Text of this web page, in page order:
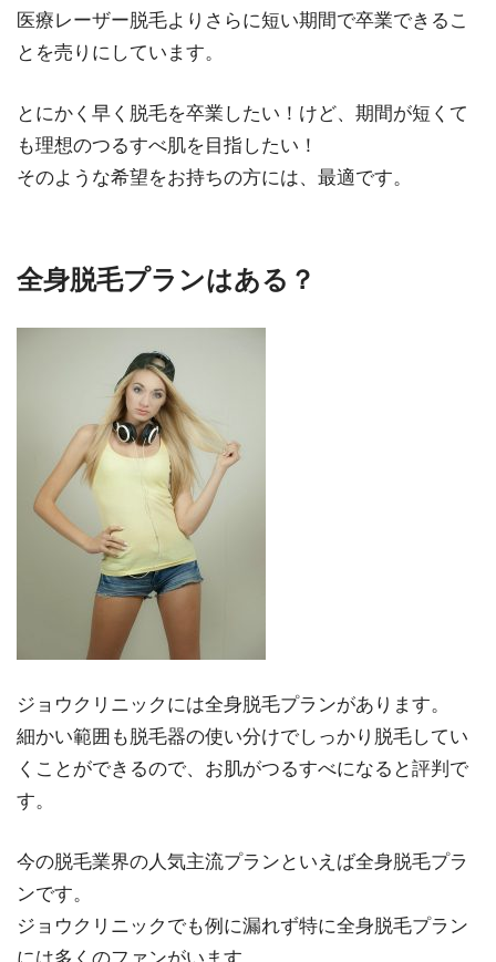
医療レーザー脱毛よりさらに短い期間で卒業できるこ
とを売りにしています。
とにかく早く脱毛を卒業したい！けど、期間が短くて
も理想のつるすべ肌を目指したい！
そのような希望をお持ちの方には、最適です。
全身脱毛プランはある？
ジョウクリニックには全身脱毛プランがあります。
細かい範囲も脱毛器の使い分けでしっかり脱毛してい
くことができるので、お肌がつるすべになると評判で
す。
今の脱毛業界の人気主流プランといえば全身脱毛プラ
ンです。
ジョウクリニックでも例に漏れず特に全身脱毛プラン